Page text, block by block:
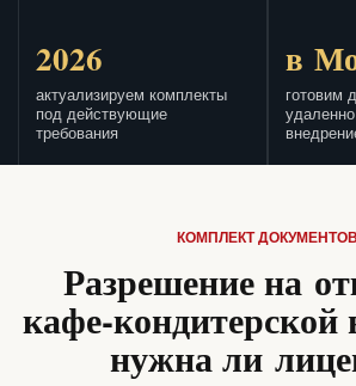
2026
актуализируем комплекты
под действующие
требования
в
готовим
КОМПЛЕКТ ДОКУМЕНТОВ
Разрешение на
кафе-
нужна ли